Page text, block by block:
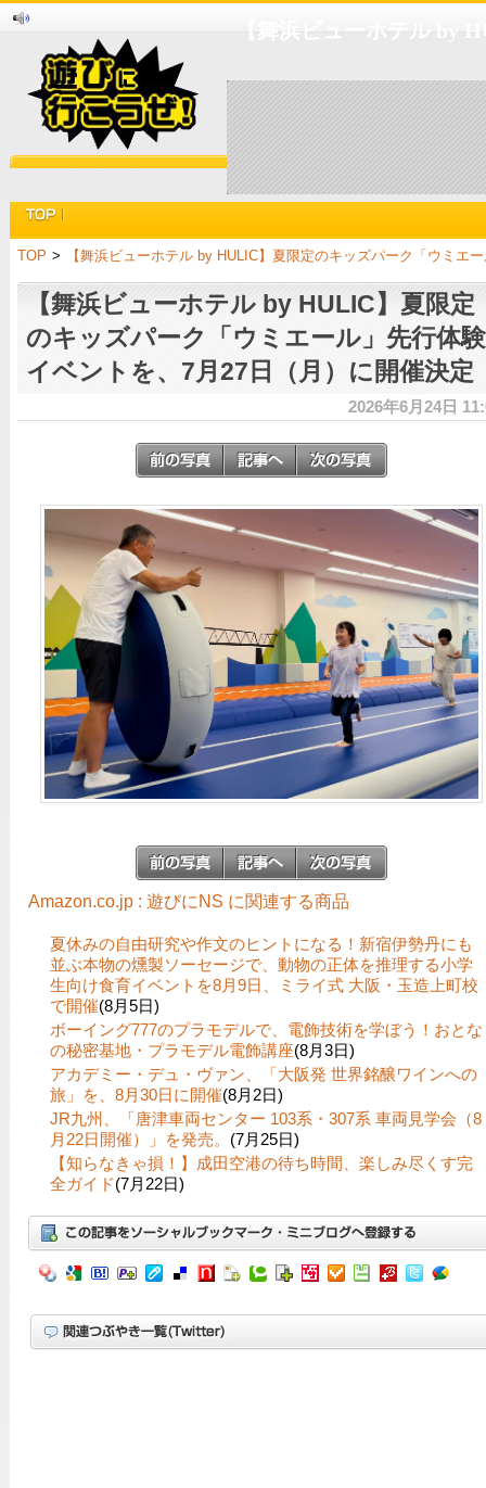
【舞浜ビューホテル by
TOP > 【舞浜ビューホテル by HULIC】夏限定のキッズパーク「ウミエ
【舞浜ビューホテル by HULIC】夏限定
のキッズパーク「ウミエール」先行体験
イベントを、7月27日（月）に開催決定
2026年6月24日
Amazon.co.jp : 遊びにNS に関連する商品
夏休みの自由研究や作文のヒントになる！新宿伊勢丹にも
並ぶ本物の燻製ソーセージで、動物の正体を推理する小学
生向け食育イベントを8月9日、ミライ式 大阪・玉造上町校
で開催(8月5日)
ボーイング777のプラモデルで、電飾技術を学ぼう！おとな
の秘密基地・プラモデル電飾講座(8月3日)
アカデミー・デュ・ヴァン、「大阪発 世界銘醸ワインへの
旅」を、8月30日に開催(8月2日)
JR九州、「唐津車両センター 103系・307系 車両見学会（8
月22日開催）」を発売。 (7月25日)
【知らなきゃ損！】成田空港の待ち時間、楽しみ尽くす完
全ガイド(7月22日)